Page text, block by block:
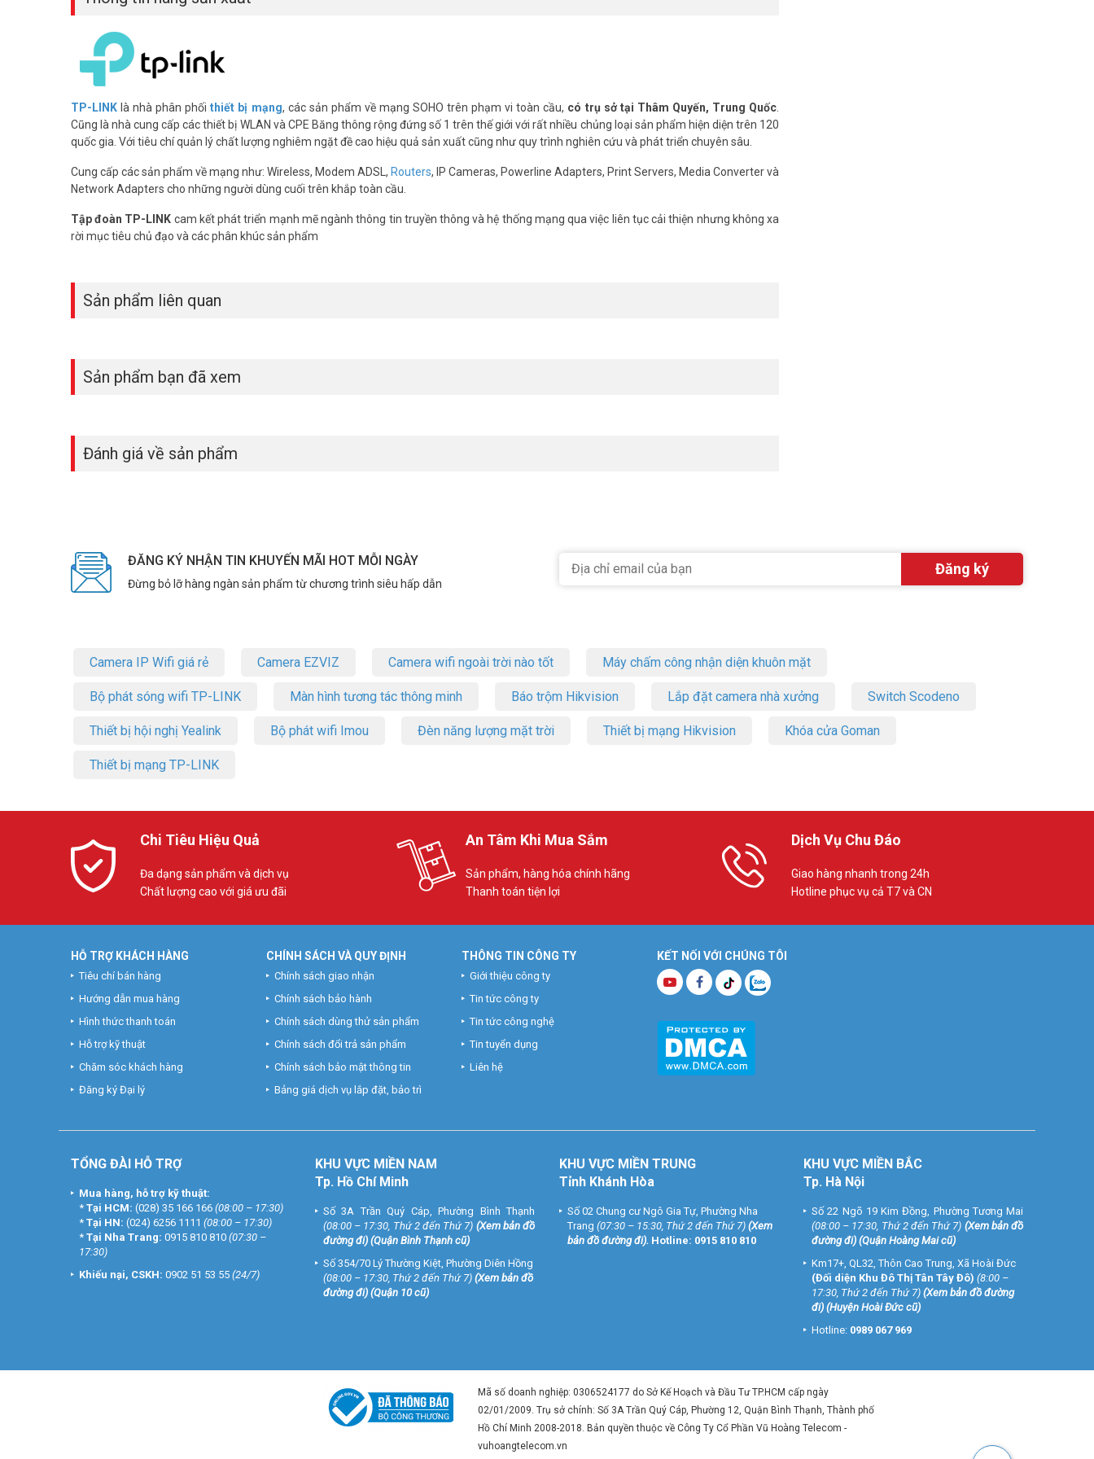
– Bluetooth: Chuẩn 4.2, hỗ trợ kết nối nhiều thiết bị (lên đến 7 thiết bị).
– Giao diện: USB 2.0.
– Ăng-ten: Tích hợp ăng-ten ngầm.
– Bảo mật: WEP, WPA/WPA2/WPA3, WPA-PSK/WPA2-PSK, WPA3-SAE.
– Hệ điều hành hỗ trợ: Windows 11/10/8.1/8/7.
– Đặc điểm nổi bật: Hỗ trợ công nghệ 256QAM tăng tốc độ 2.4GHz thêm 33%
– Kích thước: Siêu nhỏ (Nano) – 1.92 cm x 1.57 cm x 0.74 cm.
– Chứng chỉ: CE, FCC, RoHS
– Bảo hành: 24 tháng
T2UB Nano kết nối được bao nhiêu thiết bị Bluetooth cùng lúc?
Công nghệ 256QAM trên T2UB Nano có tác dụng gì thực tế?
256QAM tăng mật độ dữ liệu trên băng tần 2.4 GHz lên 33% so với chuẩn thông thường. Tốc độ thực tế trên băng tần 2.4 GHz cao hơn so với
T2UB Nano có dùng được trên Windows 7 và Windows 8 cũ không?
Có, thiết bị tương thích đầy đủ từ Windows 7 đến Windows 11. Phù hợp cả máy tính cũ chưa nâng cấp hệ điều hành lẫn máy mới nhất.
Bluetooth 4.2 kém hơn về tầm xa và tốc độ truyền dữ liệu so với 5.0. Tuy nhiên vẫn đủ dùng cho chuột, bàn phím, tai nghe và thiết bị ngoại vi
thông thường.
thiết kế Nano siêu nhỏ gọn. Cần bổ sung Wi-Fi và Bluetooth cho PC với chi phí thấp? Ghé ngay Vũ Hoàng Telecom để mua hàng chính hãng,
tư vấn tận tình và giá cạnh tranh nhất! Tham khảo thêm hình ảnh tại
Facebook Vuhoangtelecom nhé.
TP-LINK là nhà phân phốithiết bị mạng, các sản phẩm về mạng SOHO trên phạm vi toàn cầu, có trụ sở tại Thâm Quyến, Trung Quốc
Cũng là nhà cung cấp các thiết bị WLAN và CPE Băng thông rộng đứng số 1 trên thế giới với rất nhiều chủng loại sản phẩm hiện diện trên 120
quốc gia. Với tiêu chí quản lý chất lượng nghiêm ngặt đề cao hiệu quả sản xuất cũng như quy trình nghiên cứu và phát triển chuyên sâu.
Cung cấp các sản phẩm về mạng như: Wireless, Modem ADSL, Routers, IP Cameras, Powerline Adapters, Print Servers, Media Converter và
Network Adapters cho những người dùng cuối trên khắp toàn cầu.
Tập đoàn TP-LINK cam kết phát triển mạnh mẽ ngành thông tin truyền thông và hệ thống mạng qua việc liên tục cải thiện nhưng không xa
rời mục tiêu chủ đạo và các phân khúc sản phẩm
Sản phẩm liên quan
Sản phẩm bạn đã xem
Đánh giá về sản phẩm
ĐĂNG KÝ NHẬN TIN KHUYẾN MÃI HOT MỖI NGÀY
Đừng bỏ lỡ hàng ngàn sản phẩm từ chương trình siêu hấp dẫn
Camera IP Wifi giá rẻ Camera EZVIZ Camera wifi ngoài trời nào tốt Máy chấm công nhận diện khuôn mặt
Bộ phát sóng wifi TP-LINK Màn hình tương tác thông minh Báo trộm Hikvision Lắp đặt camera nhà xưởng Switch Scodeno
Thiết bị hội nghị Yealink Bộ phát wifi Imou Đèn năng lượng mặt trời Thiết bị mạng Hikvision Khóa cửa Goman
Thiết bị mạng TP-LINK
Chi Tiêu Hiệu Quả
Đa dạng sản phẩm và dịch vụ
Chất lượng cao với giá ưu đãi
An Tâm Khi Mua Sắm
Sản phẩm, hàng hóa chính hãng
Thanh toán tiện lợi
Dịch Vụ Chu Đáo
Giao hàng nhanh trong 24h
Hotline phục vụ cả T7 và CN
KẾT NỐI VỚI CHÚNG TÔI
HỖ TRỢ KHÁCH HÀNG
Tiêu chí bán hàng
Hướng dẫn mua hàng
Hình thức thanh toán
Hỗ trợ kỹ thuật
Chăm sóc khách hàng
Đăng ký Đại lý
CHÍNH SÁCH VÀ QUY ĐỊNH
Chính sách giao nhận
Chính sách bảo hành
Chính sách dùng thử sản phẩm
Chính sách đổi trả sản phẩm
Chính sách bảo mật thông tin
Bảng giá dịch vụ lắp đặt, bảo trì
THÔNG TIN CÔNG TY
Giới thiệu công ty
Tin tức công ty
Tin tức công nghệ
Tin tuyển dụng
Liên hệ
TỔNG ĐÀI HỖ TRỢ
Mua hàng, hỗ trợ kỹ thuật:
* Tại HCM: (028) 35 166 166 (08:00 – 17:30)
* Tại HN: (024) 6256 1111 (08:00 – 17:30)
* Tại Nha Trang: 0915 810 810 (07:30 –
17:30)
Khiếu nại, CSKH: 0902 51 53 55 (24/7)
KHU VỰC MIỀN NAM
Tp. Hồ Chí Minh
Số 3A Trần Quý Cáp, Phường Bình Thạnh
(08:00 – 17:30, Thứ 2 đến Thứ 7) (Xem bản đồ
đường đi) (Quận Bình Thạnh cũ)
Số 354/70 Lý Thường Kiệt, Phường Diên Hồng
(08:00 – 17:30, Thứ 2 đến Thứ 7) (Xem bản đồ
đường đi) (Quận 10 cũ)
KHU VỰC MIỀN TRUNG
Tỉnh Khánh Hòa
Số 02 Chung cư Ngô Gia Tự, Phường Nha
Trang (07:30 – 15:30, Thứ 2 đến Thứ 7) (Xem
bản đồ đường đi). Hotline: 0915 810 810
KHU VỰC MIỀN BẮC
Tp. Hà Nội
Số 22 Ngõ 19 Kim Đồng, Phường Tương Mai
(08:00 – 17:30, Thứ 2 đến Thứ 7) (Xem bản đồ
đường đi) (Quận Hoàng Mai cũ)
Km17+, QL32, Thôn Cao Trung, Xã Hoài Đức
(Đối diện Khu Đô Thị Tân Tây Đô) (8:00 –
17:30, Thứ 2 đến Thứ 7) (Xem bản đồ đường
đi) (Huyện Hoài Đức cũ)
Hotline: 0989 067 969
Mã số doanh nghiệp: 0306524177 do Sở Kế Hoạch và Đầu Tư TP.HCM cấp ngày
02/01/2009. Trụ sở chính: Số 3A Trần Quý Cáp, Phường 12, Quận Bình Thạnh, Thành phố
Hồ Chí Minh 2008-2018. Bản quyền thuộc về Công Ty Cổ Phần Vũ Hoàng Telecom -
vuhoangtelecom.vn